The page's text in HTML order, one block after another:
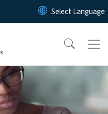
Skip to main content